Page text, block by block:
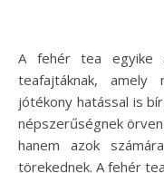
A fehér tea egyike a legfinomabb és legértékesebb
teafajtáknak, amely
jótékony hatással is
népszerűségnek
hanem azok
törekednek. A fehér